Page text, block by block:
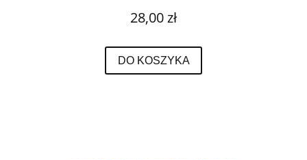
Aufklarung in Danzig.
28,00 zł
DO KOSZYKA